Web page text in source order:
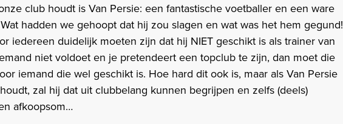
club houdt is Van Persie: een fantastische voetballer en een ware
hadden we gehoopt dat hij zou slagen en wat was het hem gegund!
iedereen duidelijk moeten zijn dat hij NIET geschikt is als trainer van
niet voldoet en je pretendeert een topclub te zijn, dan moet die
iemand die wel geschikt is. Hoe hard dit ook is, maar als Van Persie
zal hij dat uit clubbelang kunnen begrijpen en zelfs (deels)
afkoopsom…